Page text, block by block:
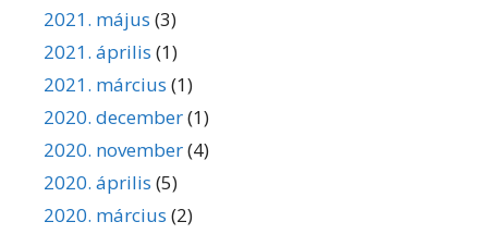
2021. május (3)
2021. április (1)
2021. március (1)
2020. december(1)
2020. november(4)
2020. április (5)
2020. március (2)